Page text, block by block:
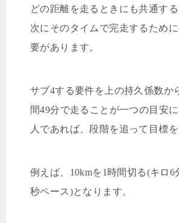
どの距離を走るときにも共通す
次にそのタイムで完走するため
要があります。
サブ4する要件を上の持久係数か
間49分で走ることが一つの目安
人であれば、段階を追って目標
例えば、 10kmを1 時間切る(キロ 6
秒ペース )となります。